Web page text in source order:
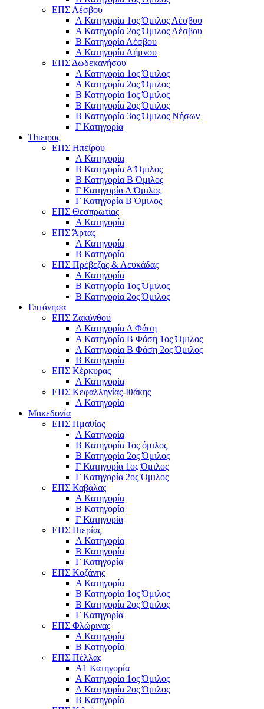
ΕΠΣ Λέσβου
Α Κατηγορία 1ος Όμιλος Λέσβου
Α Κατηγορία 2ος Όμιλος Λέσβου
B Κατηγορία Λέσβου
Α Κατηγορία Λήμνου
ΕΠΣ Δωδεκανήσου
Α Κατηγορία 1ος Όμιλος
Α Κατηγορία 2ος Όμιλος
Β Κατηγορία 1ος Όμιλος
Β Κατηγορία 2ος Όμιλος
Β Κατηγορία 3ος Όμιλος Νήσων
Γ Κατηγορία
Ήπειρος
ΕΠΣ Ηπείρου
Α Κατηγορία
Β Κατηγορία Α Όμιλος
Β Κατηγορία Β Όμιλος
Γ Κατηγορία Α Όμιλος
Γ Κατηγορία Β Όμιλος
ΕΠΣ Θεσπρωτίας
Α Κατηγορία
ΕΠΣ Άρτας
Α Κατηγορία
Β Κατηγορία
ΕΠΣ Πρέβεζας & Λευκάδας
Α Κατηγορία
Β Κατηγορία 1ος Όμιλος
Β Κατηγορία 2ος Όμιλος
Επτάνησα
ΕΠΣ Ζακύνθου
Α Κατηγορία Α Φάση
Α Κατηγορία Β Φάση 1ος Όμιλος
Α Κατηγορία Β Φάση 2ος Όμιλος
Β Κατηγορία
ΕΠΣ Κέρκυρας
A Κατηγορία
ΕΠΣ Κεφαλληνίας-Ιθάκης
Α Κατηγορία
Μακεδονία
ΕΠΣ Ημαθίας
Α Κατηγορία
Β Κατηγορία 1ος όμιλος
Β Κατηγορία 2ος Όμιλος
Γ Κατηγορία 1ος Όμιλος
Γ Κατηγορία 2ος Όμιλος
ΕΠΣ Καβάλας
Α Κατηγορία
Β Κατηγορία
Γ Κατηγορία
ΕΠΣ Πιερίας
Α Κατηγορία
Β Κατηγορία
Γ Κατηγορία
ΕΠΣ Κοζάνης
Α Κατηγορία
Β Κατηγορία 1ος Όμιλος
Β Κατηγορία 2ος Όμιλος
Γ Κατηγορία
ΕΠΣ Φλώρινας
Α Κατηγορία
Β Κατηγορία
ΕΠΣ Πέλλας
Α1 Κατηγορία
Α Κατηγορία 1ος Όμιλος
Α Κατηγορία 2ος Όμιλος
Β Κατηγορία